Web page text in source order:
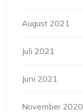
August 2021
Juli 2021
Juni 2021
November 2020